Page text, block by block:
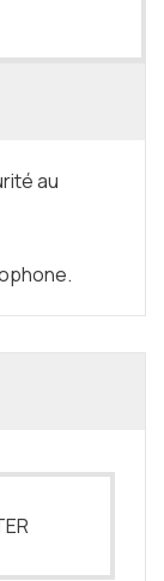
au